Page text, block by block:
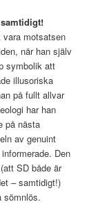
motsatsen
när han själv
symbolik att
illusoriska
på fullt allvar
har han
på nästa
av genuint
Den
SD både är
– samtidigt!)
sömnlös.